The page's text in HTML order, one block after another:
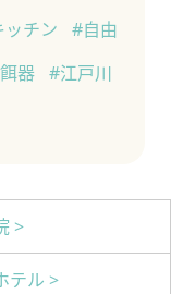
チン
#自由
器
#江戸川
>
テル >